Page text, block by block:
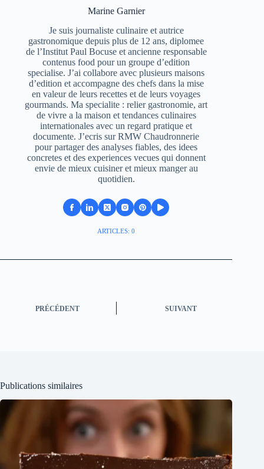
Marine Garnier
Je suis journaliste culinaire et autrice
gastronomique depuis plus de 12 ans, diplomee
de l’Institut Paul Bocuse et ancienne responsable
contenus food pour un groupe d’edition
specialise. J’ai collabore avec plusieurs maisons
d’edition et accompagne des chefs dans la mise
en valeur de leurs recettes et de leurs voyages
gourmands. Ma specialite : relier gastronomie, art
de vivre a la maison et tendances culinaires
internationales avec un regard pratique et
documente. J’ecris sur RMW Chaudronnerie
pour partager des analyses fiables, des idees
concretes et des experiences vecues qui donnent
envie de mieux cuisiner et mieux manger au
quotidien.
ARTICLES: 0
PRÉCÉDENT SUIVANT
Publications similaires